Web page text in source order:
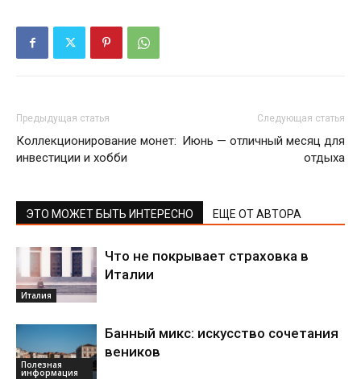
Предыдущая статья
Коллекционирование монет:
инвестиции и хобби
Следующая статья
Июнь — отличный месяц для
отдыха
ЭТО МОЖЕТ БЫТЬ ИНТЕРЕСНО ЕЩЕ ОТ АВТОРА
Италия
Что не покрывает страховка в
Италии
Полезная
информация
Банный микс: искусство сочетания
веников